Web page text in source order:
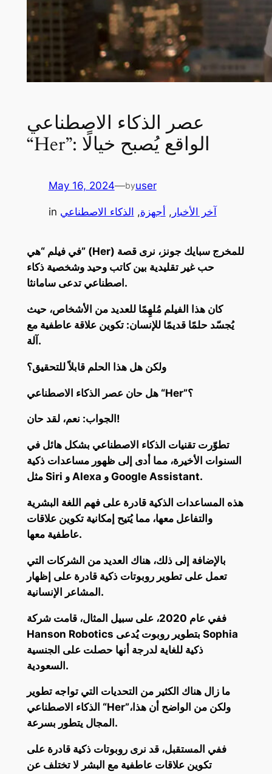
عصر الذكاء الاصطناعي
“Her”: الواقع يُصبح خيالًا
May 16, 2024—byuser
in آخر الأخبار , أجهزة, الذكاء الاصطناعي
في فيلم “هي” (Her) للمخرج سبايك جونز، نرى قصة
حب غير تقليدية بين كاتب وحيد وشخصية ذكاء
اصطناعي تدعى سامانثا.
كان هذا الفيلم مُلهِمًا للعديد من الأشخاص، حيث
يُجسّد حلمًا قديمًا للإنسان: تكوين علاقة عاطفية مع
آلة.
ولكن هل هذا الحلم قابلاً للتحقيق؟
هل حان عصر الذكاء الاصطناعي “Her”؟
الجواب: نعم، لقد حان!
تطوّرت تقنيات الذكاء الاصطناعي بشكل هائل في
السنوات الأخيرة، مما أدى إلى ظهور مساعدات ذكية
مثل Siri و Alexa و Google Assistant.
هذه المساعدات الذكية قادرة على فهم اللغة البشرية
والتفاعل معها، مما يُتيح إمكانية تكوين علاقات
عاطفية معها.
بالإضافة إلى ذلك، هناك العديد من الشركات التي
تعمل على تطوير روبوتات ذكية قادرة على إظهار
المشاعر الإنسانية.
ففي عام 2020، على سبيل المثال، قامت شركة
Hanson Robotics بتطوير روبوت يُدعى Sophia
ذكية للغاية لدرجة أنها حصلت على الجنسية
السعودية.
ما زال هناك الكثير من التحديات التي تواجه تطوير
الذكاء الاصطناعي “Her”،ولكن من الواضح أن هذا
المجال يتطور بسرعة.
ففي المستقبل، قد نرى روبوتات ذكية قادرة على
تكوين علاقات عاطفية مع البشر لا تختلف عن